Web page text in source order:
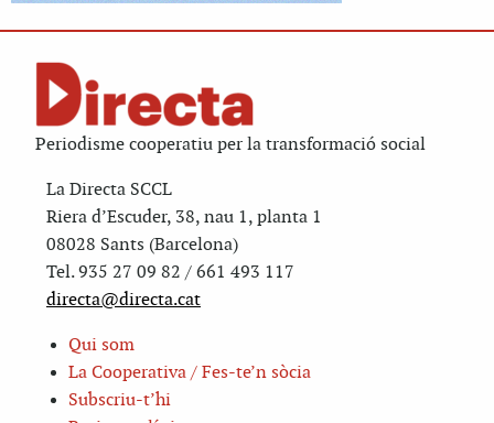
Periodisme cooperatiu per la transformació social
La Directa SCCL
Riera d’Escuder, 38, nau 1, planta 1
08028 Sants (Barcelona)
Tel. 935 27 09 82 / 661 493 117
directa@directa.cat
Qui som
La Cooperativa / Fes-te’n sòcia
Subscriu-t’hi